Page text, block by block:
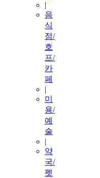
|
음
식
점/
호
프/
카
페
|
미
용/
예
술
|
약
국/
펫